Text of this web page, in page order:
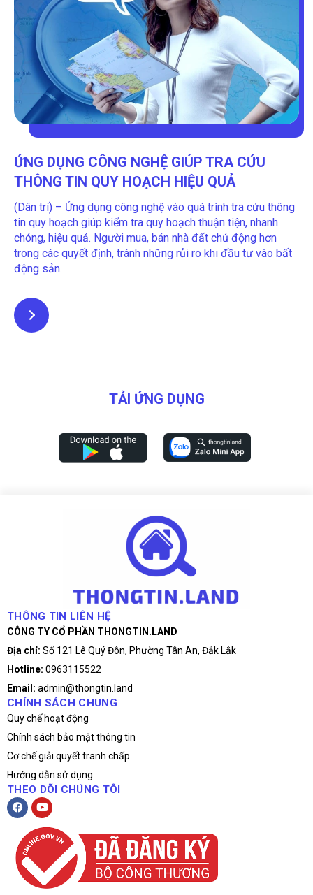
ỨNG DỤNG CÔNG NGHỆ GIÚP TRA CỨU
THÔNG TIN QUY HOẠCH HIỆU QUẢ
(Dân trí) – Ứng dụng công nghệ vào quá trình tra cứu thông
tin quy hoạch giúp kiểm tra quy hoạch thuận tiện, nhanh
chóng, hiệu quả. Người mua, bán nhà đất chủ động hơn
trong các quyết định, tránh những rủi ro khi đầu tư vào bất
động sản.
TẢI ỨNG DỤNG
THÔNG TIN LIÊN HỆ
CÔNG TY CỔ PHẦN THONGTIN.LAND
Địa chỉ: Số 121 Lê Quý Đôn, Phường Tân An, Đắk Lắk
Hotline: 0963115522
Email: admin@thongtin.land
CHÍNH SÁCH CHUNG
Quy chế hoạt động
Chính sách bảo mật thông tin
Cơ chế giải quyết tranh chấp
Hướng dẫn sử dụng
THEO DÕI CHÚNG TÔI